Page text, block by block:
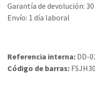
Garantía de devolución: 30
Envío: 1 día laboral
Referencia interna: DD-
Código de barras: